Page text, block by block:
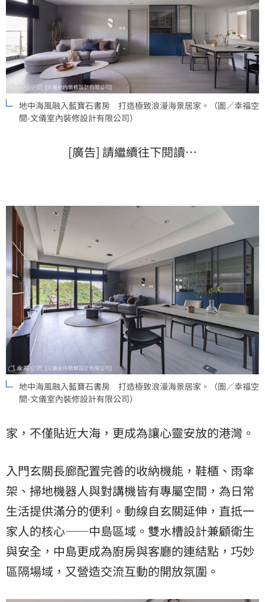
地中海風融入藍寶石書房 打造極致浪漫海景居家。（圖／幸福空
間-文儀室內裝修設計有限公司）
[廣告] 請繼續往下閱讀…
地中海風融入藍寶石書房 打造極致浪漫海景居家。（圖／幸福空
間-文儀室內裝修設計有限公司）
家，不僅貼近大海，更成為讓心靈安放的港灣。
入門玄關長廊配置完善的收納機能，鞋櫃、雨傘
架、掃地機器人與對講機皆有專屬空間，為日常
生活提供滿分的便利。動線自玄關延伸，直抵一
家人的核心——中島區域。雙水槽設計兼顧衛生
與安全，中島更成為廚房與客廳的連結點，巧妙
區隔場域，又營造交流互動的開放氛圍。